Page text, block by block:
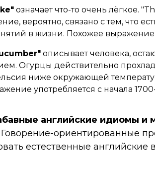
означает что-то очень лёгкое.
вероятно, связано с тем, что
в жизни. Похожее выражение
описывает человека,
Огурцы действительно
ниже окружающей
употребляется с начала
английские идиомы и
Говорение-ориентированные
естественные английские